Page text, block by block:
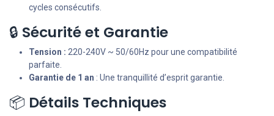
cycles consécutifs.
🔒 Sécurité et Garantie
Tension : 220-240V ~ 50/60Hz pour une compatibilité
parfaite.
Garantie de 1 an : Une tranquillité d’esprit garantie.
📦 Détails Techniques